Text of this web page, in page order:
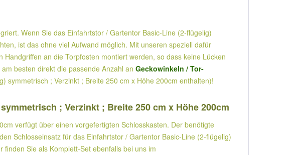
Wenn Sie das Einfahrtstor / Gartentor Basic-Line (2-flügelig)
ist das ohne viel Aufwand möglich. Mit unseren speziell dafür
an die Torpfosten montiert werden, so dass keine Lücken
besten direkt die passende Anzahl an Geckowinkeln / Tor-
symmetrisch ; Verzinkt ; Breite 250 cm x Höhe 200cm enthalten)!
; Verzinkt ; Breite 250 cm x Höhe 200cm
verfügt über einen vorgefertigten Schlosskasten. Der benötigte
Schlosseinsatz für das Einfahrtstor / Gartentor Basic-Line (2-flügelig)
Sie als Komplett-Set ebenfalls bei uns im